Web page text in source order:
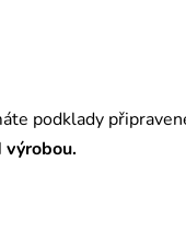
podklady
výrobou.